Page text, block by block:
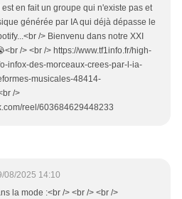
en fait un groupe qui n'existe pas et
générée par IA qui déjà dépasse le
/> Bienvenu dans notre XXI
/> <br /> https://www.tf1info.fr/high-
infox-des-morceaux-crees-par-l-ia-
musicales-48414-
/>
reel/603684629448233
08/2025 14:10
la mode :<br /> <br /> <br />